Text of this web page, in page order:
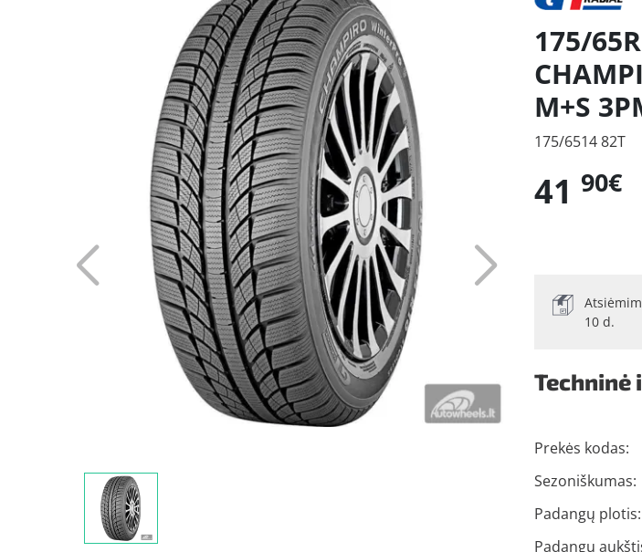
175/
M+S
175/6514 82T
41 90€
10 d.
Techninė
Prekės kodas:
Sezoniškumas:
Padangų plotis:
Padangų